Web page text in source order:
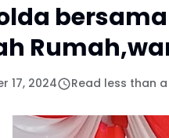
17, 2024 Read less than